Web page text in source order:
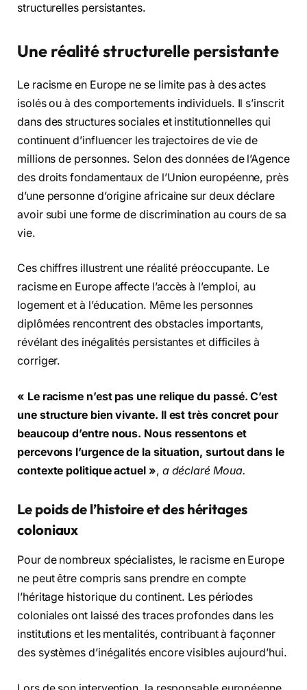
structurelles persistantes.
Une réalité structurelle persistante
Le racisme en Europe ne se limite pas à des actes
isolés ou à des comportements individuels. Il s’inscrit
dans des structures sociales et institutionnelles qui
continuent d’influencer les trajectoires de vie de
millions de personnes. Selon des données de l’Agence
des droits fondamentaux de l’Union européenne, près
d’une personne d’origine africaine sur deux déclare
avoir subi une forme de discrimination au cours de sa
vie.
Ces chiffres illustrent une réalité préoccupante. Le
racisme en Europe affecte l’accès à l’emploi, au
logement et à l’éducation. Même les personnes
diplômées rencontrent des obstacles importants,
révélant des inégalités persistantes et difficiles à
corriger.
« Le racisme n’est pas une relique du passé. C’est
une structure bien vivante. Il est très concret pour
beaucoup d’entre nous. Nous ressentons et
percevons l’urgence de la situation, surtout dans le
contexte politique actuel », a déclaré Moua.
Le poids de l’histoire et des héritages
coloniaux
Pour de nombreux spécialistes, le racisme en Europe
ne peut être compris sans prendre en compte
l’héritage historique du continent. Les périodes
coloniales ont laissé des traces profondes dans les
institutions et les mentalités, contribuant à façonner
des systèmes d’inégalités encore visibles aujourd’hui.